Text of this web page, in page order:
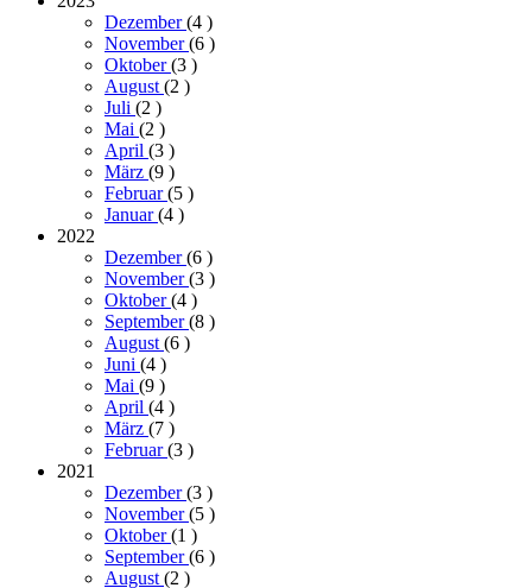
Dezember(4 )
November(6 )
Oktober(3 )
August (2 )
Juli (2 )
Mai (2 )
April (3 )
März (9 )
Februar(5 )
Januar(4 )
2022
Dezember(6 )
November(3 )
Oktober(4 )
September(8 )
August (6 )
Juni (4 )
Mai (9 )
April (4 )
März (7 )
Februar(3 )
2021
Dezember(3 )
November(5 )
Oktober(1 )
September(6 )
August (2 )